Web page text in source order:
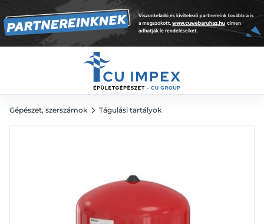
Gépészet, szerszámok Tágulási tartályok
27 888 Ft